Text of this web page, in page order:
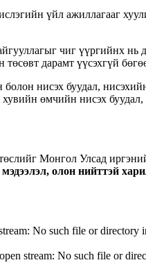
үйл ажиллагааг
чиг үүргийнх
дарамт үүсэхгүй
нисэх буудал,
өмчийн нисэх
Монгол Улсад
олон нийттэй
No such file or directory
stream: No such file or